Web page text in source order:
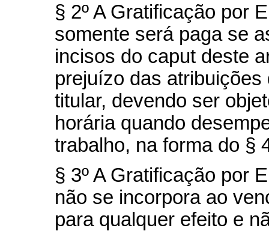
§ 2º A Gratificação por
somente será paga se
incisos do caput deste
prejuízo das
titular, devendo ser
horária quando
trabalho, na forma do §
§ 3º A Gratificação por
não se incorpora ao
para qualquer efeito e